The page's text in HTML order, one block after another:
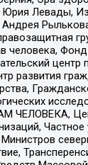
Юрия Левады,
Андрея
человека,
центр
развития
ЧЕЛОВЕКА,